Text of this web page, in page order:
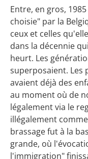
Entre, en gros,
choisie" par la
ceux et celles
dans la décennie
heurt. Les
superposaient. Les
avaient déjà des
au moment où de
légalement via le
illégalement
brassage fut à la
grande, où
l'immigration"